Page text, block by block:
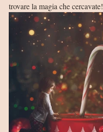
trovare la magia che cercavate!